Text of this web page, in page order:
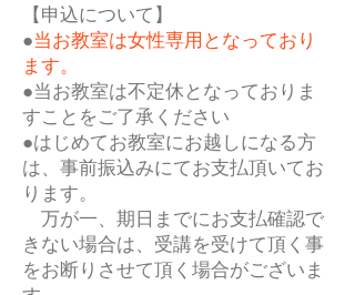
【申込について】
●当お教室は女性専用となっており
ます。
●当お教室は不定休となっておりま
すことをご了承ください
●はじめてお教室にお越しになる方
は、事前振込みにてお支払頂いてお
ります。
万が一、期日までにお支払確認で
きない場合は、受講を受けて頂く事
をお断りさせて頂く場合がございま